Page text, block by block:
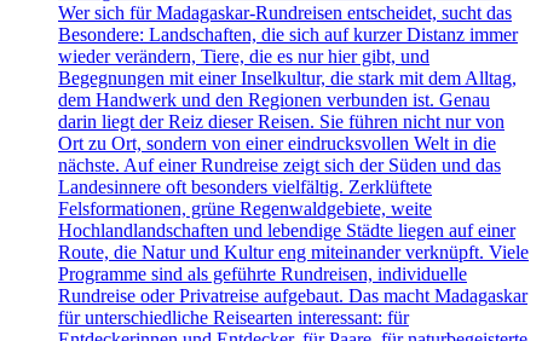
Wer sich für Madagaskar-Rundreisen entscheidet, sucht das
Besondere: Landschaften, die sich auf kurzer Distanz immer
wieder verändern, Tiere, die es nur hier gibt, und
Begegnungen mit einer Inselkultur, die stark mit dem Alltag,
dem Handwerk und den Regionen verbunden ist. Genau
darin liegt der Reiz dieser Reisen. Sie führen nicht nur von
Ort zu Ort, sondern von einer eindrucksvollen Welt in die
nächste. Auf einer Rundreise zeigt sich der Süden und das
Landesinnere oft besonders vielfältig. Zerklüftete
Felsformationen, grüne Regenwaldgebiete, weite
Hochlandlandschaften und lebendige Städte liegen auf einer
Route, die Natur und Kultur eng miteinander verknüpft. Viele
Programme sind als geführte Rundreisen, individuelle
Rundreise oder Privatreise aufgebaut. Das macht Madagaskar
für unterschiedliche Reisearten interessant: für